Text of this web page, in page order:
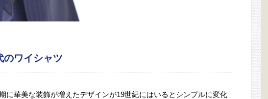
のワイシャツ
に華美な装飾が増えたデザインが19世紀にはいるとシンプルに変化